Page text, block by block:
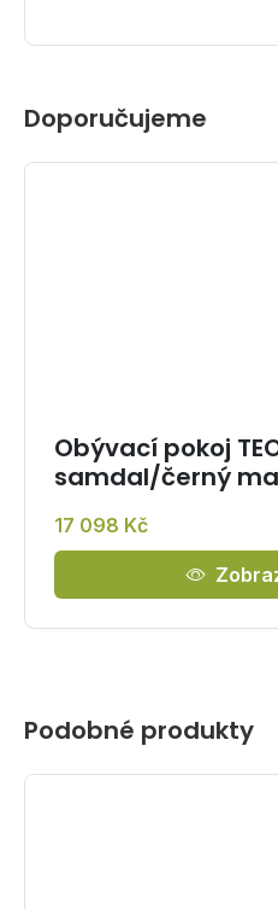
Doporučujeme
Obývací pokoj
samdal/černý
17 098 Kč
Podobné produkty